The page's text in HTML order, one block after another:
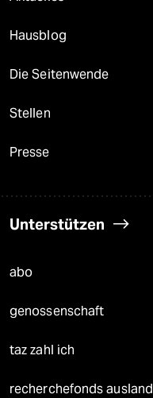
Hausblog
Die Seitenwende
Stellen
Presse
Unterstützen
abo
genossenschaft
taz zahl ich
recherchefonds ausland